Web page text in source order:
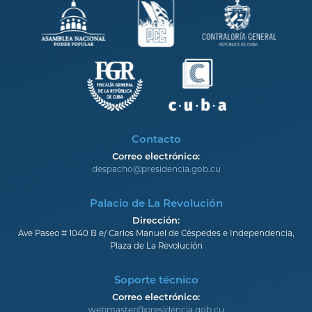
Contacto
Correo electrónico:
despacho@presidencia.gob.cu
Palacio de La Revolución
Dirección:
Ave Paseo # 1040 B e/ Carlos Manuel de Céspedes e Independencia,
Plaza de La Revolución
Soporte técnico
Correo electrónico:
webmaster@presidencia.gob.cu